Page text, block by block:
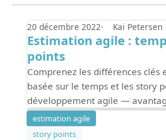
20 décembre 2022 Kai Petersen
Estimation agile :
points
Comprenez les différences clés
basée sur le temps et les story
développement agile —
de chaque approche et
convient à votre équipe.
estimation agile
story points